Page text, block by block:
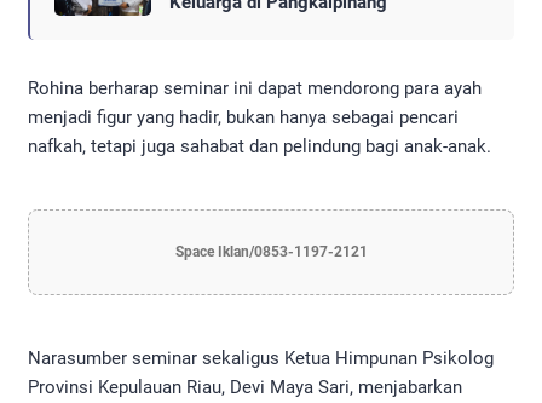
Rohina berharap seminar ini dapat mendorong para ayah
menjadi figur yang hadir, bukan hanya sebagai pencari
nafkah, tetapi juga sahabat dan pelindung bagi anak-anak.
Space Iklan/0853-1197-2121
Narasumber seminar sekaligus Ketua Himpunan Psikolog
Provinsi Kepulauan Riau, Devi Maya Sari, menjabarkan